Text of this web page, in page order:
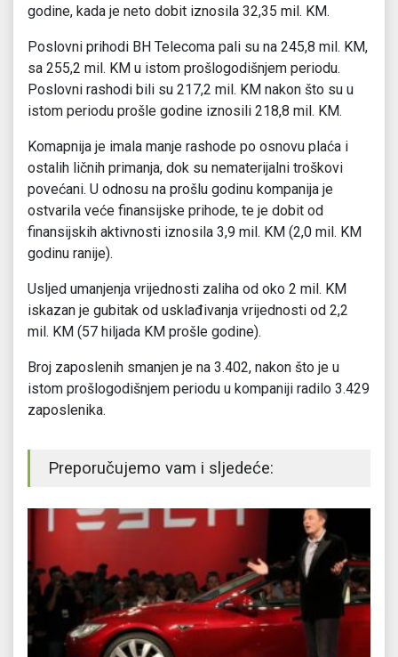
godine, kada je neto dobit iznosila 32,35 mil. KM.
Poslovni prihodi BH Telecoma pali su na 245,8 mil. KM,
sa 255,2 mil. KM u istom prošlogodišnjem periodu.
Poslovni rashodi bili su 217,2 mil. KM nakon što su u
istom periodu prošle godine iznosili 218,8 mil. KM.
Komapnija je imala manje rashode po osnovu plaća i
ostalih ličnih primanja, dok su nematerijalni troškovi
povećani. U odnosu na prošlu godinu kompanija je
ostvarila veće finansijske prihode, te je dobit od
finansijskih aktivnosti iznosila 3,9 mil. KM (2,0 mil. KM
godinu ranije).
Usljed umanjenja vrijednosti zaliha od oko 2 mil. KM
iskazan je gubitak od usklađivanja vrijednosti od 2,2
mil. KM (57 hiljada KM prošle godine).
Broj zaposlenih smanjen je na 3.402, nakon što je u
istom prošlogodišnjem periodu u kompaniji radilo 3.429
zaposlenika.
Preporučujemo vam i sljedeće: